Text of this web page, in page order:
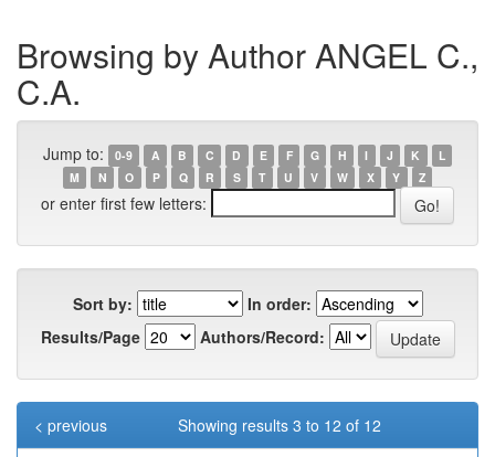
Browsing by Author ANGEL C.,
C.A.
Jump to: 0-9 A B C D E F G H I J K
L
M
N O P Q R S T U V W X Y Z
or enter first few letters:
Sort by:
In order:
Results/Page
Authors/Record:
Showing results 3 to 12 of 12
< previous